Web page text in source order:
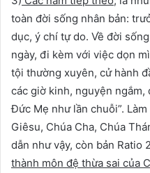
toàn đời sống nhân bản:
dục, ý chí tự do. Về đời
ngày, đi kèm với việc dọn
tội thường xuyên, cử hành
các giờ kinh, nguyện
Đức Mẹ như lần chuỗi”.
Giêsu, Chúa Cha, Chúa
dẫn như vậy, còn bản Ratio
thành môn đệ thừa sai của